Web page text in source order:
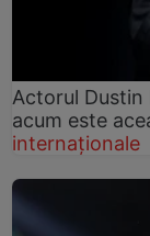
Actorul Dustin
acum este
internaționale